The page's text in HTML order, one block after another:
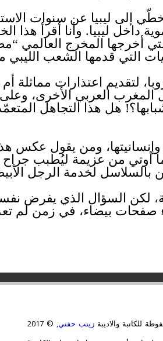
خطّي إلى ليبيا عن سنوات
داخل ليبيا. وأنا أقرأ
أخرجها المخرج العالمي
التي قدمها الشعب
لتقديم اعتذارات
المغرب العربي الأخرى،
هل هذا التجاهل
وإنسانيتها، ومن يقول عكس
من عزيمة ليُطبب جراح
بالسلاسل لخدمة الرجل
لكن السؤال الذي يفرض
صفحات بيضاء، في زمن
للكاتبة والاديبةزينب حفني, © 2017